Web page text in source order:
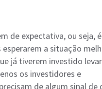
de expectativa, ou seja,
a situação
já tiverem investido
os investidores e
de algum sinal de